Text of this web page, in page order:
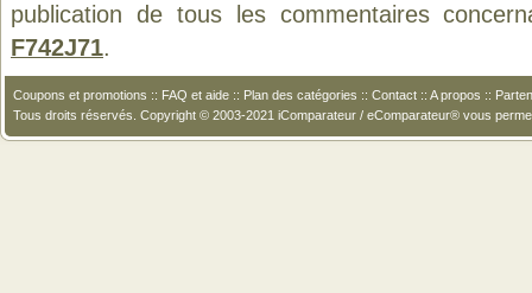
publication de tous les commentaires
F742J71.
Coupons et promotions :: FAQ et aide :: Plan des catégories :: Contact :: A propos ::
Tous droits réservés. Copyright © 2003-2021 iComparateur / eComparateur® vous